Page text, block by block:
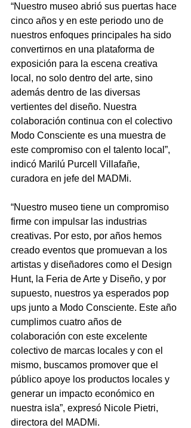
“Nuestro museo abrió sus puertas hace
cinco años y en este periodo uno de
nuestros enfoques principales ha sido
convertirnos en una plataforma de
exposición para la escena creativa
local, no solo dentro del arte, sino
además dentro de las diversas
vertientes del diseño. Nuestra
colaboración continua con el colectivo
Modo Consciente es una muestra de
este compromiso con el talento local”,
indicó Marilú Purcell Villafañe,
curadora en jefe del MADMi.
“Nuestro museo tiene un compromiso
firme con impulsar las industrias
creativas. Por esto, por años hemos
creado eventos que promuevan a los
artistas y diseñadores como el Design
Hunt, la Feria de Arte y Diseño, y por
supuesto, nuestros ya esperados pop
ups junto a Modo Consciente. Este año
cumplimos cuatro años de
colaboración con este excelente
colectivo de marcas locales y con el
mismo, buscamos promover que el
público apoye los productos locales y
generar un impacto económico en
nuestra isla”, expresó Nicole Pietri,
directora del MADMi.